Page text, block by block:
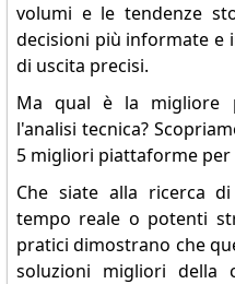
volumi e le tendenze
decisioni più informate e
di uscita precisi.
Ma qual è la migliore
l'analisi tecnica?
5 migliori piattaforme per
Che siate alla ricerca
tempo reale o potenti
pratici dimostrano che
soluzioni migliori della